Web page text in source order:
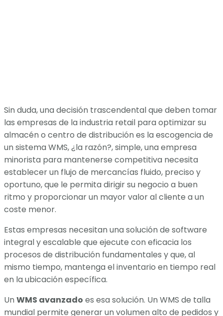
Sin duda, una decisión trascendental que deben tomar
las empresas de la industria retail para optimizar su
almacén o centro de distribución es la escogencia de
un sistema WMS, ¿la razón?, simple, una empresa
minorista para mantenerse competitiva necesita
establecer un flujo de mercancías fluido, preciso y
oportuno, que le permita dirigir su negocio a buen
ritmo y proporcionar un mayor valor al cliente a un
coste menor.
Estas empresas necesitan una solución de software
integral y escalable que ejecute con eficacia los
procesos de distribución fundamentales y que, al
mismo tiempo, mantenga el inventario en tiempo real
en la ubicación específica.
UnWMS avanzado es esa solución. Un WMS de talla
mundial permite generar un volumen alto de pedidos y